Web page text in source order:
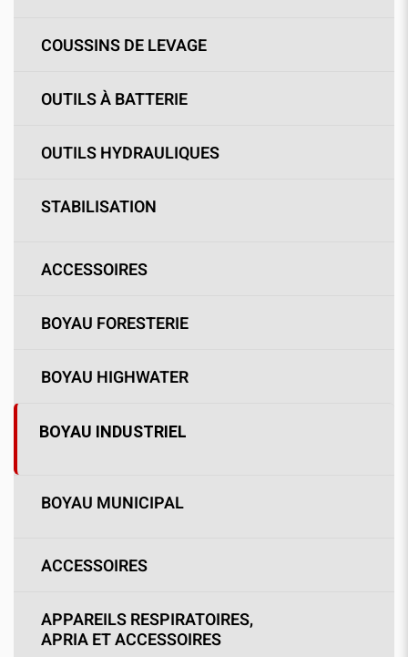
COUSSINS DE LEVAGE
OUTILS À BATTERIE
OUTILS HYDRAULIQUES
STABILISATION
ACCESSOIRES
BOYAU FORESTERIE
BOYAU HIGHWATER
BOYAU INDUSTRIEL
BOYAU MUNICIPAL
ACCESSOIRES
APPAREILS RESPIRATOIRES,
APRIA ET ACCESSOIRES